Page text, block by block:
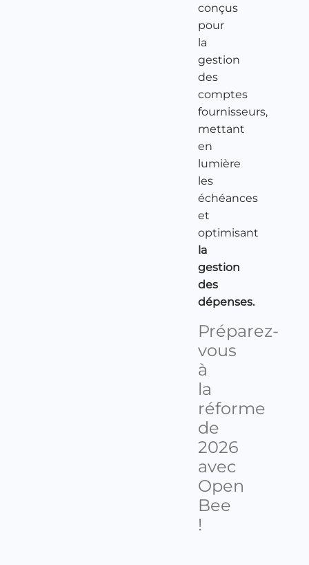
conçus
pour
la
gestion
des
comptes
fournisseurs,
mettant
en
lumière
les
échéances
et
optimisant
la
gestion
des
dépenses.
Préparez-
vous
à
la
réforme
de
2026
avec
Open
Bee
!